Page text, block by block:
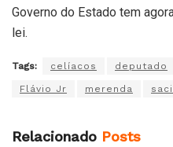
Governo do Estado tem
lei.
Tags: celíacos deputado
Flávio Jr merenda
Relacionado Posts